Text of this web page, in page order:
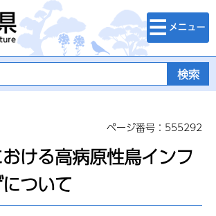
千葉県
検索・メニュ
ー
ページ番号：555292
ける高病原性鳥インフ
ついて